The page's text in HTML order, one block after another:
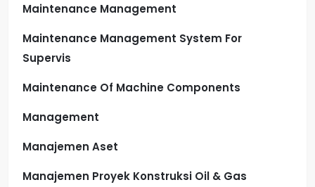
Maintenance Management
Maintenance Management System For
Supervis
Maintenance Of Machine Components
Management
Manajemen Aset
Manajemen Proyek Konstruksi Oil & Gas